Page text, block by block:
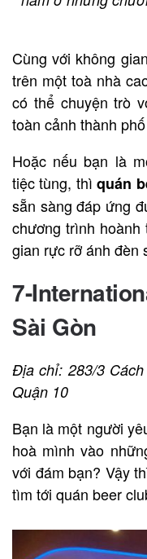
Cùng với không
trên một toà nhà
có thể chuyện trò
toàn cảnh thành
Hoặc nếu bạn là
tiệc tùng, thìquán
sẵn sàng đáp ứng
chương trình hoành
gian rực rỡ ánh đèn
7-
Sài Gòn
Địa chỉ: 283/3
Quận 10
Bạn là một người
hoà mình vào
với đám bạn? Vậy
tìm tới quán beer